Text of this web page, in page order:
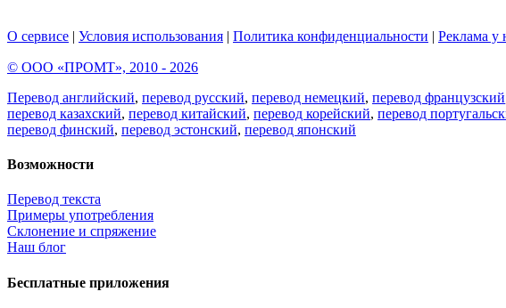
О сервисе | Условия использования | Политика конфиденциальности | Реклама у
© ООО «ПРОМТ», 2010 - 2026
Перевод английский, перевод русский, перевод немецкий, перевод французский
перевод казахский, перевод китайский, перевод корейский, перевод
перевод финский, перевод эстонский, перевод японский
Возможности
Перевод текста
Примеры употребления
Склонение и спряжение
Наш блог
Бесплатные приложения